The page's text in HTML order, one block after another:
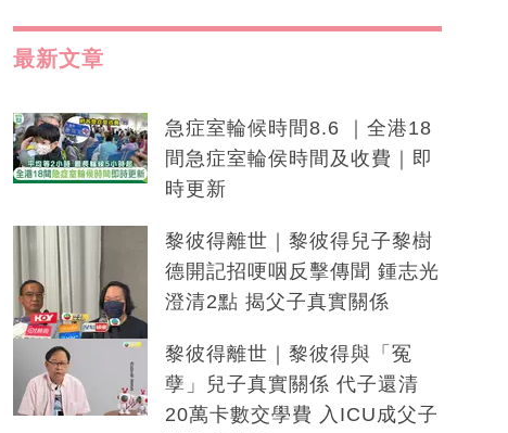
最新文章
急症室輪候時間8.6 ｜全港18
間急症室輪侯時間及收費｜即
時更新
黎彼得離世｜黎彼得兒子黎樹
德開記招哽咽反擊傳聞 鍾志光
澄清2點 揭父子真實關係
黎彼得離世｜黎彼得與「冤
孽」兒子真實關係 代子還清
20萬卡數交學費 入ICU成父子